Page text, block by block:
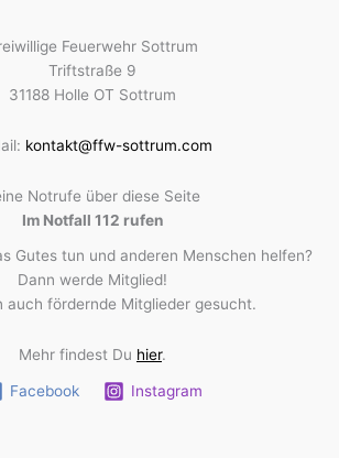
Feuerwehr Sottrum
Triftstraße 9
31188 Holle OT Sottrum
kontakt@ffw-sottrum.com
Notrufe über diese Seite
Im Notfall 112 rufen
Gutes tun und anderen Menschen helfen?
Dann werde Mitglied!
auch fördernde Mitglieder gesucht.
Mehr findest Du hier.
Facebook Instagram